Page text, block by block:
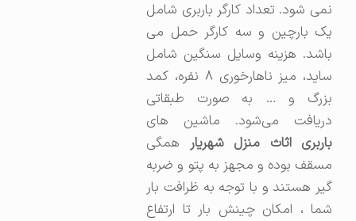
نمی شود. تعداد کارگر باربری شامل
یک بارچین و سه کارگر حمل می
باشد. هزینه وسایل سنگین شامل
ساید، میز ناهارخوری ۸ نفره، کمد
بزرگ و … به صورت طبقاتی
دریافت می‌شود. ماشین های
باربری اثاث منزل شهریارهمگی
مسقف بوده و مجهز به پتو و ضربه
گیر هستند و با توجه به ظرافت بار
شما ، امکان چینش بار تا ارتفاع